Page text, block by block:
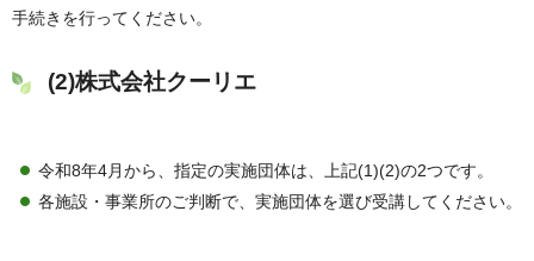
手続きを行ってください。
(2)株式会社クーリエ
令和8年4月から、指定の実施団体は、上記(1)(2)の2つです。
各施設・事業所のご判断で、実施団体を選び受講してください。